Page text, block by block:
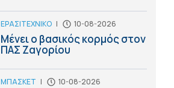
ΕΡΑΣΙΤΕΧΝΙΚΟ | 10-08-2026
Μένει ο βασικός κορμός στον
ΠΑΣ Ζαγορίου
ΜΠΑΣΚΕΤ | 10-08-2026